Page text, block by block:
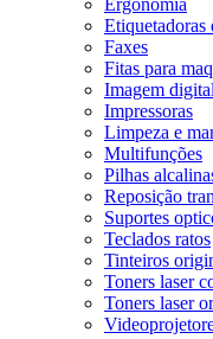
Ergonomia
Etiquetadoras
Faxes
Fitas para
Imagem digital
Impressoras
Limpeza e
Multifunções
Pilhas
Reposição
Suportes
Teclados ratos
Tinteiros
Toners laser
Toners laser